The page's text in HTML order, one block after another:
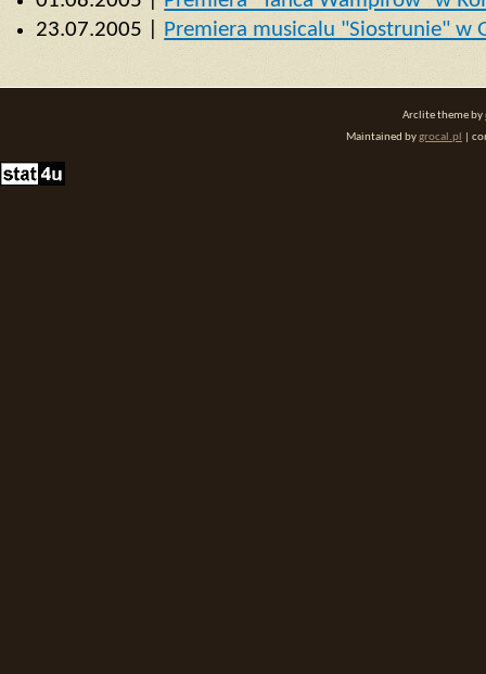
23.07.2005 | Premiera musicalu "Siostrunie" w
Arclite theme by
Maintained bygrocal.pl |